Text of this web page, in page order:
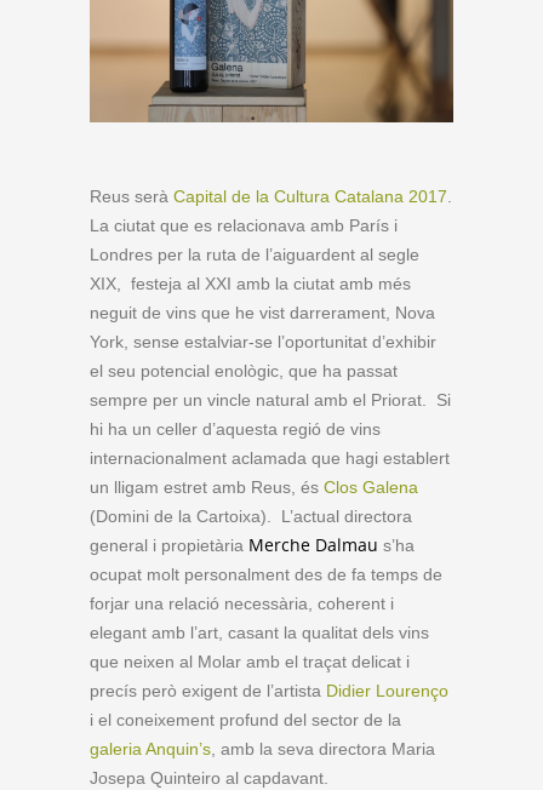
Reus serà Capital de la Cultura Catalana 2017
La ciutat que es relacionava amb París i
Londres per la ruta de l’aiguardent al segle
XIX, festeja al XXI amb la ciutat amb més
neguit de vins que he vist darrerament, Nova
York, sense estalviar-se l’oportunitat d’exhibir
el seu potencial enològic, que ha passat
sempre per un vincle natural amb el Priorat. Si
hi ha un celler d’aquesta regió de vins
internacionalment aclamada que hagi establert
un lligam estret amb Reus, és Clos Galena
(Domini de la Cartoixa). L’actual directora
general i propietària Merche Dalmau s’ha
ocupat molt personalment des de fa temps de
forjar una relació necessària, coherent i
elegant amb l’art, casant la qualitat dels vins
que neixen al Molar amb el traçat delicat i
precís però exigent de l’artista Didier Lourenço
i el coneixement profund del sector de la
galeria Anquin’s , amb la seva directora Maria
Josepa Quinteiro al capdavant.